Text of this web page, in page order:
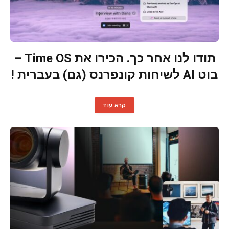
תודו לנו אחר כך. הכירו את Time OS –
בוט AI לשיחות קונפרנס (גם) בעברית !
קרא עוד